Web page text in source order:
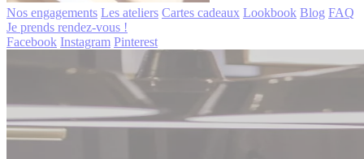
Nos engagements Les ateliers Cartes cadeaux Lookbook Blog FAQ
Je prends rendez-vous !
Facebook Instagram Pinterest